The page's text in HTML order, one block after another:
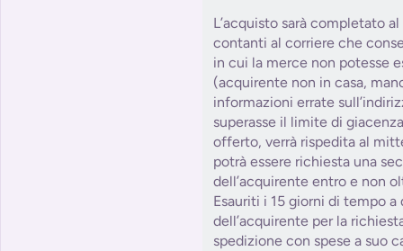
L’acquisto sarà completato
contanti al corriere che
in cui la merce non potesse
(acquirente non in casa,
informazioni errate
superasse il limite di
offerto, verrà rispedita al
potrà essere richiesta una
dell’acquirente entro e non
Esauriti i 15 giorni di tempo a
dell’acquirente per la
spedizione con spese a suo